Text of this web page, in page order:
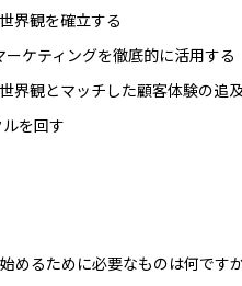
界観を確立する
ーケティングを徹底的に活用する
界観とマッチした顧客体験の追
を回す
めるために必要なものは何です